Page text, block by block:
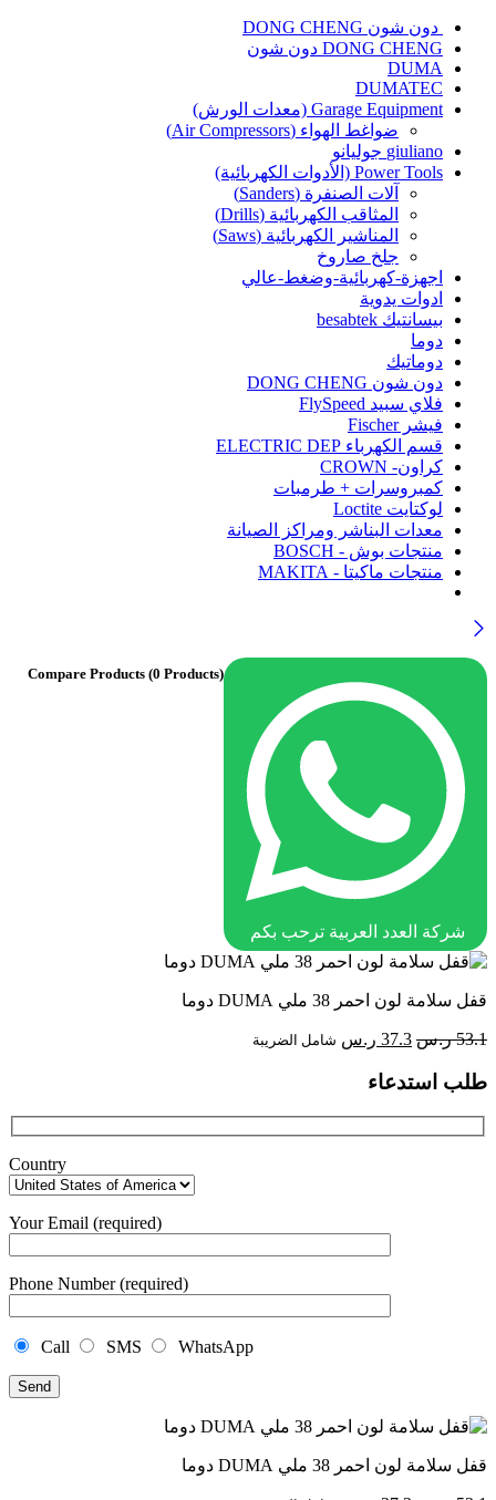
دون شون DONG CHENG
DONG CHENG دون شون
DUMA
DUMATEC
Garage Equipment (معدات الورش)
ضواغط الهواء (Air Compressors)
giuliano جوليانو
Power Tools (الأدوات الكهربائية)
آلات الصنفرة (Sanders)
المثاقب الكهربائية (Drills)
المناشير الكهربائية (Saws)
جلخ صاروخ
اجهزة-كهربائية-وضغط-عالي
ادوات يدوية
بيسانتيك besabtek
دوما
دوماتيك
دون شون DONG CHENG
فلاي سبيد FlySpeed
فيشر Fischer
قسم الكهرباء ELECTRIC DEP
كراون- CROWN
كمبروسرات + طرمبات
لوكتايت Loctite
معدات البناشر ومراكز الصيانة
منتجات بوش - BOSCH
منتجات ماكيتا - MAKITA
شركة العدد العربية ترحب بكم
Compare Products (0 Products)
قفل سلامة لون احمر 38 ملي DUMA دوما
53.1 ر.س السعر
هو:
37.3 ر.س السعر
شامل الضريبة
طلب استدعاء
Country
Your Email (required)
Phone Number (required)
Call SMS WhatsApp
قفل سلامة لون احمر 38 ملي DUMA دوما